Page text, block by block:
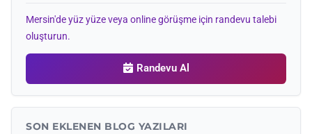
Mersin'de yüz yüze veya online görüşme için randevu talebi
oluşturun.
Randevu Al
SON EKLENEN BLOG YAZILARI